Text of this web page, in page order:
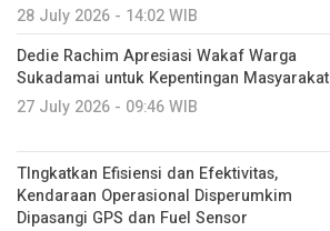
28 July 2026 - 14:02 WIB
Dedie Rachim Apresiasi Wakaf Warga
Sukadamai untuk Kepentingan Masyarakat
27 July 2026 - 09:46 WIB
TIngkatkan Efisiensi dan Efektivitas,
Kendaraan Operasional Disperumkim
Dipasangi GPS dan Fuel Sensor